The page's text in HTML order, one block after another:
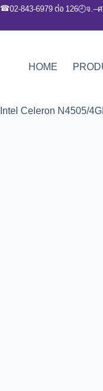
☎02-843-6979 ต่อ 126🕘จ.–ศ
HOME